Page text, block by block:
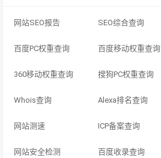
网站SEO报告 SEO综合查询
百度PC权重查询 百度移动权重查询
360移动权重查询 搜狗PC权重查询
Whois查询 Alexa排名查询
网站测速 ICP备案查询
网站安全检测 百度收录查询